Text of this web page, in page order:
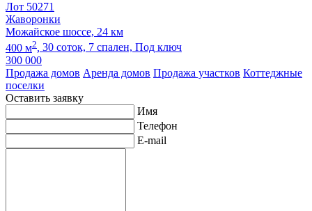
Лот 50271
Жаворонки
Можайское шоссе, 24 км
400 м2, 30 соток, 7 спален, Под ключ
300 000
Продажа домов Аренда домов Продажа участков Коттеджные
поселки
Оставить заявку
Имя
Телефон
E-mail